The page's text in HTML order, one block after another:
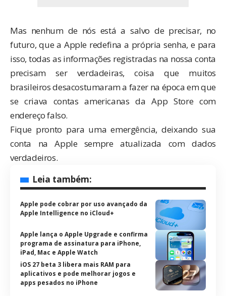
Mas nenhum de nós está a salvo de precisar, no
futuro, que a Apple redefina a própria senha, e para
isso, todas as informações registradas na nossa conta
precisam ser verdadeiras, coisa que muitos
brasileiros desacostumaram a fazer na época em que
se criava contas americanas da App Store com
endereço falso.
Fique pronto para uma emergência, deixando sua
conta na Apple sempre atualizada com dados
verdadeiros.
Leia também:
Apple pode cobrar por uso avançado da
Apple Intelligence no iCloud+
Apple lança o Apple Upgrade e confirma
programa de assinatura para iPhone,
iPad, Mac e Apple Watch
iOS 27 beta 3 libera mais RAM para
aplicativos e pode melhorar jogos e
apps pesados no iPhone